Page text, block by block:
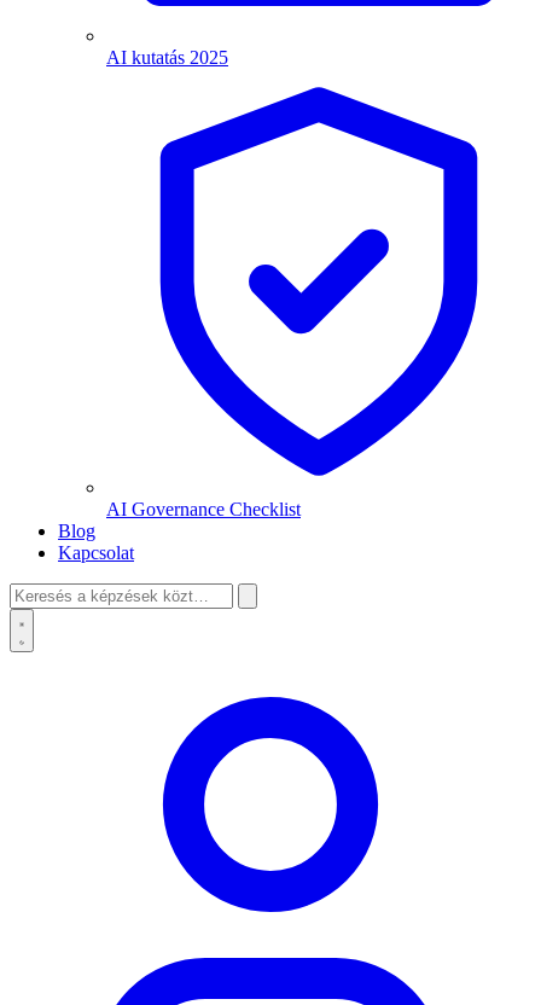
AI kutatás 2025
AI Governance Checklist
Blog
Kapcsolat